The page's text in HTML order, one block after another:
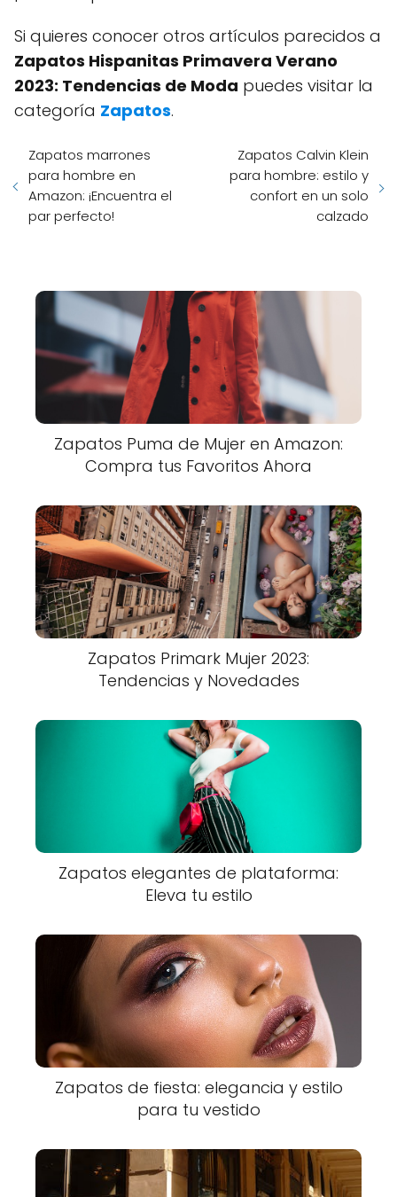
Si quieres conocer otros artículos parecidos a
Zapatos Hispanitas Primavera Verano
2023: Tendencias de Moda puedes visitar la
categoría Zapatos.
Zapatos marrones
para hombre en
Amazon: ¡Encuentra el
par perfecto!
Zapatos Calvin Klein
para hombre: estilo y
confort en un solo
calzado
Zapatos Puma de Mujer en Amazon:
Compra tus Favoritos Ahora
Zapatos Primark Mujer 2023:
Tendencias y Novedades
Zapatos elegantes de plataforma:
Eleva tu estilo
Zapatos de fiesta: elegancia y estilo
para tu vestido